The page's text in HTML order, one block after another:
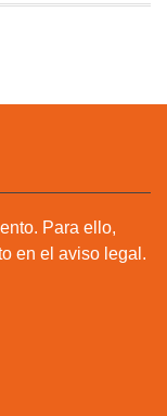
Para ello,
en el aviso legal.